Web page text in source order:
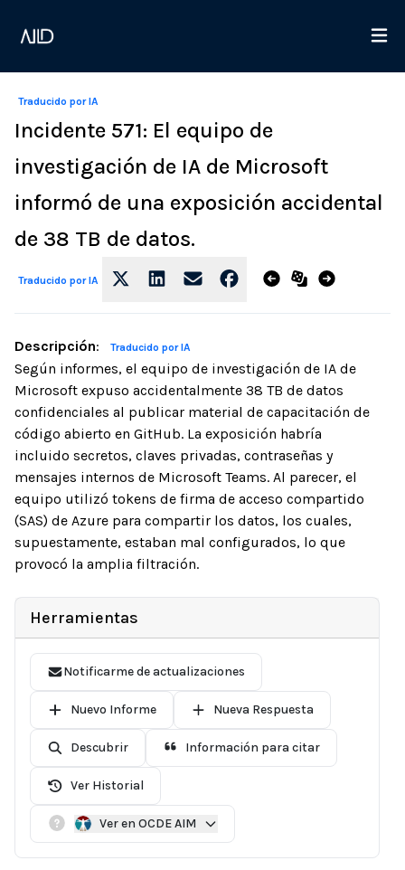
Traducido por IA
Incidente 571: El equipo de
investigación de IA de Microsoft
informó de una exposición accidental
de 38 TB de datos.
Traducido por IA
Descripción: Traducido por IA
Según informes, el equipo de investigación de IA de
Microsoft expuso accidentalmente 38 TB de datos
confidenciales al publicar material de capacitación de
código abierto en GitHub. La exposición habría
incluido secretos, claves privadas, contraseñas y
mensajes internos de Microsoft Teams. Al parecer, el
equipo utilizó tokens de firma de acceso compartido
(SAS) de Azure para compartir los datos, los cuales,
supuestamente, estaban mal configurados, lo que
provocó la amplia filtración.
Herramientas
Notificarme de actualizaciones
Nuevo Informe Nueva Respuesta
Descubrir Información para citar
Ver Historial
Ver en OCDE AIM